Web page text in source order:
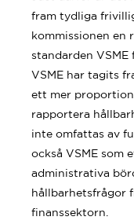
fram tydliga
kommissionen en
standarden VSME
VSME har tagits
ett mer
rapportera
inte omfattas av
också VSME som
administrativa
hållbarhetsfrågor
finanssektorn.